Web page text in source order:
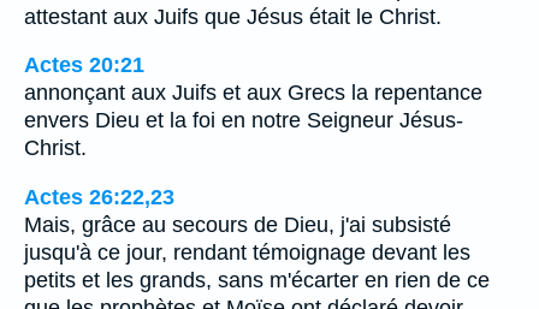
attestant aux Juifs que Jésus était le Christ.
Actes 20:21
annonçant aux Juifs et aux Grecs la repentance
envers Dieu et la foi en notre Seigneur Jésus-
Christ.
Actes 26:22,23
Mais, grâce au secours de Dieu, j'ai subsisté
jusqu'à ce jour, rendant témoignage devant les
petits et les grands, sans m'écarter en rien de ce